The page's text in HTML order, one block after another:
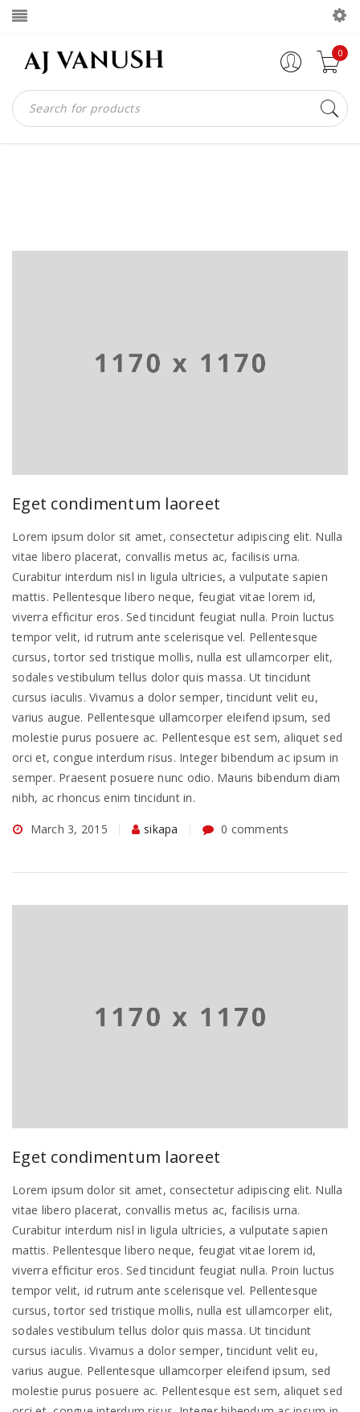
0
Eget condimentum laoreet
Lorem ipsum dolor sit amet, consectetur adipiscing elit. Nulla
vitae libero placerat, convallis metus ac, facilisis urna.
Curabitur interdum nisl in ligula ultricies, a vulputate sapien
mattis. Pellentesque libero neque, feugiat vitae lorem id,
viverra efficitur eros. Sed tincidunt feugiat nulla. Proin luctus
tempor velit, id rutrum ante scelerisque vel. Pellentesque
cursus, tortor sed tristique mollis, nulla est ullamcorper elit,
sodales vestibulum tellus dolor quis massa. Ut tincidunt
cursus iaculis. Vivamus a dolor semper, tincidunt velit eu,
varius augue. Pellentesque ullamcorper eleifend ipsum, sed
molestie purus posuere ac. Pellentesque est sem, aliquet sed
orci et, congue interdum risus. Integer bibendum ac ipsum in
semper. Praesent posuere nunc odio. Mauris bibendum diam
nibh, ac rhoncus enim tincidunt in.
March 3, 2015 sikapa 0 comments
Eget condimentum laoreet
Lorem ipsum dolor sit amet, consectetur adipiscing elit. Nulla
vitae libero placerat, convallis metus ac, facilisis urna.
Curabitur interdum nisl in ligula ultricies, a vulputate sapien
mattis. Pellentesque libero neque, feugiat vitae lorem id,
viverra efficitur eros. Sed tincidunt feugiat nulla. Proin luctus
tempor velit, id rutrum ante scelerisque vel. Pellentesque
cursus, tortor sed tristique mollis, nulla est ullamcorper elit,
sodales vestibulum tellus dolor quis massa. Ut tincidunt
cursus iaculis. Vivamus a dolor semper, tincidunt velit eu,
varius augue. Pellentesque ullamcorper eleifend ipsum, sed
molestie purus posuere ac. Pellentesque est sem, aliquet sed